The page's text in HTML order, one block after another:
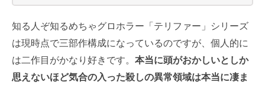
知る人ぞ知るめちゃグロホラー「テリファー」シリーズ
は現時点で三部作構成になっているのですが、個人的に
は二作目がかなり好きです。 本当に頭がおかしいとしか
思えないほど気合の入った殺しの異常領域は本当に凄ま